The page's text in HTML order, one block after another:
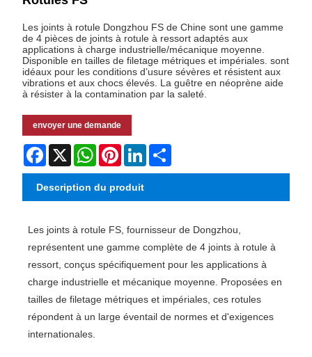
Les joints à rotule Dongzhou FS de Chine sont une gamme
de 4 pièces de joints à rotule à ressort adaptés aux
applications à charge industrielle/mécanique moyenne.
Disponible en tailles de filetage métriques et impériales. sont
idéaux pour les conditions d’usure sévères et résistent aux
vibrations et aux chocs élevés. La guêtre en néoprène aide
à résister à la contamination par la saleté.
envoyer une demande
Facebook
X WhatsAppPinterestLinkedIn
Description du produit
Les joints à rotule FS, fournisseur de Dongzhou,
représentent une gamme complète de 4 joints à rotule à
ressort, conçus spécifiquement pour les applications à
charge industrielle et mécanique moyenne. Proposées en
tailles de filetage métriques et impériales, ces rotules
répondent à un large éventail de normes et d'exigences
internationales.